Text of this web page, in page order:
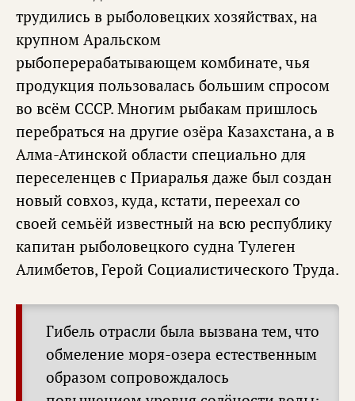
трудились в рыболовецких хозяйствах, на
крупном Аральском
рыбоперерабатывающем комбинате, чья
продукция пользовалась большим спросом
во всём СССР. Многим рыбакам пришлось
перебраться на другие озёра Казахстана, а в
Алма-Атинской области специально для
переселенцев с Приаралья даже был создан
новый совхоз, куда, кстати, переехал со
своей семьёй известный на всю республику
капитан рыболовецкого судна Тулеген
Алимбетов, Герой Социалистического Труда.
Гибель отрасли была вызвана тем, что
обмеление моря-озера естественным
образом сопровождалось